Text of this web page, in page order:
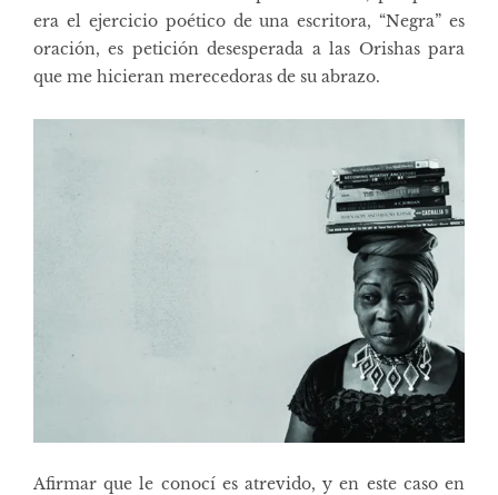
era el ejercicio poético de una escritora, “Negra” es
oración, es petición desesperada a las Orishas para
que me hicieran merecedoras de su abrazo.
Afirmar que le conocí es atrevido, y en este caso en